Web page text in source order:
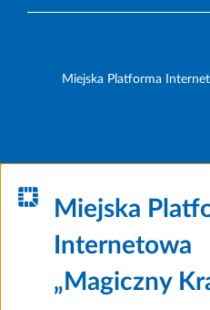
Miejska Platforma
Miejska
Internetowa
„Magiczny